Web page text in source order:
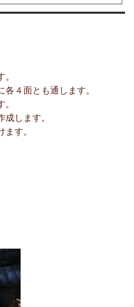
４面とも通します。
します。
す。